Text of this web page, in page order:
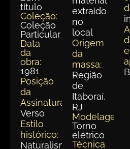
título
Coleção:
Coleção
Particular
Data
da
obra:
1981
Posição
da
Assinatura:
Verso
Estilo
histórico:
Naturalismo
extraído
no
local
Origem
da
massa:
Região
de
Itaboraí,
RJ
Modelagem:
Torno
elétrico
Técnica